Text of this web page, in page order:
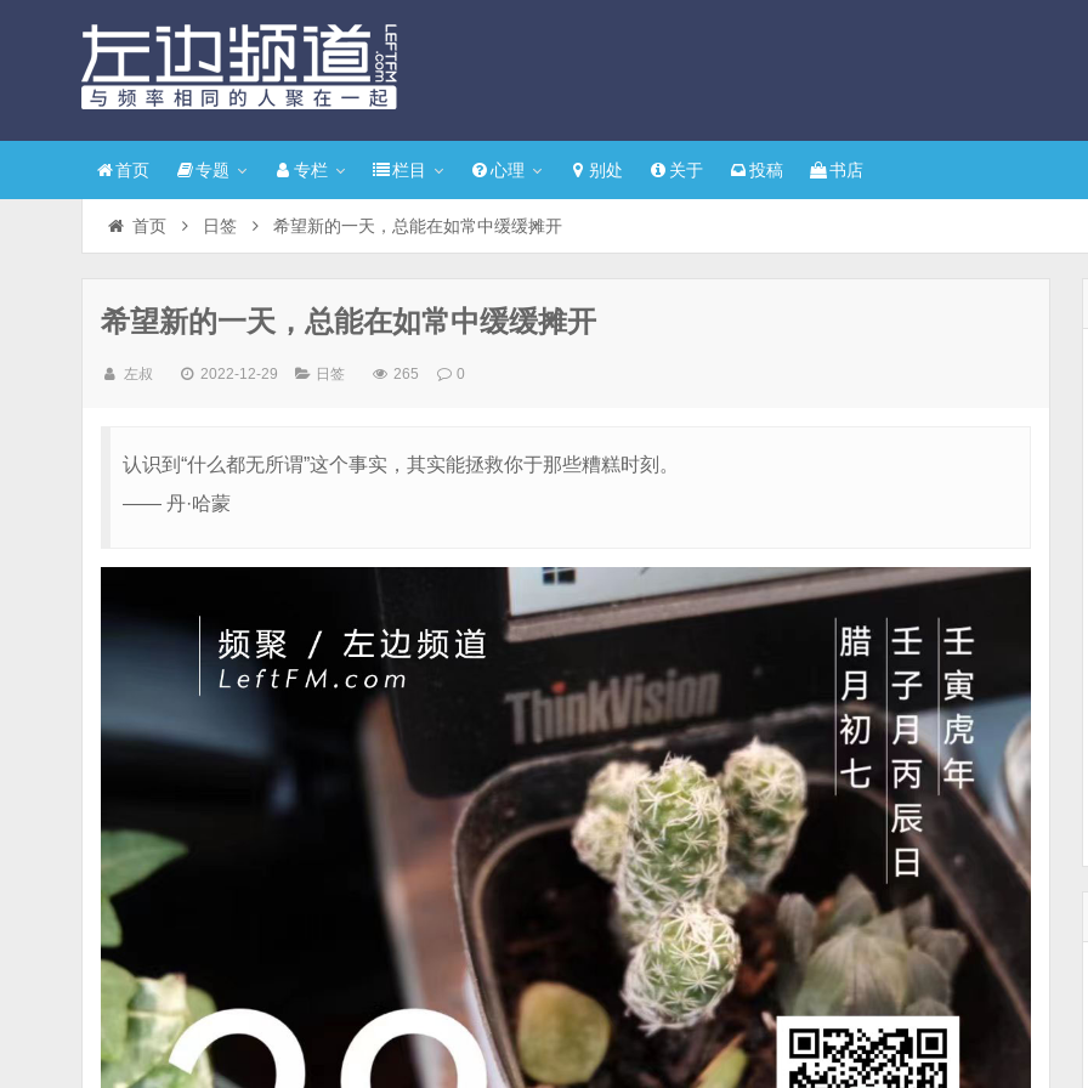
首页 专题 专栏 栏目 心理 别处 关于 投稿 书店
首页 日签 希望新的一天，总能在如常中缓缓摊开
希望新的一天，总能在如常中缓缓摊开
左叔 2022-12-29 日签 265 0
认识到“什么都无所谓”这个事实，其实能拯救你于那些糟糕时刻。
—— 丹·哈蒙